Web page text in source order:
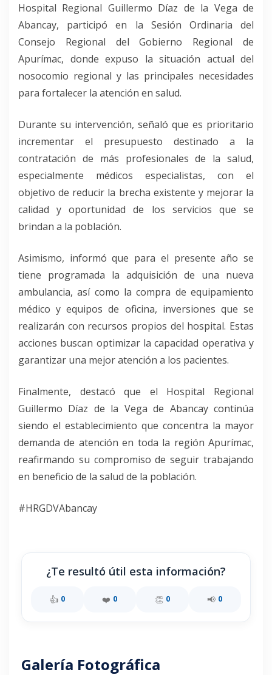
Hospital Regional Guillermo Díaz de la Vega de
Abancay, participó en la Sesión Ordinaria del
Consejo Regional del Gobierno Regional de
Apurímac, donde expuso la situación actual del
nosocomio regional y las principales necesidades
para fortalecer la atención en salud.
Durante su intervención, señaló que es prioritario
incrementar el presupuesto destinado a la
contratación de más profesionales de la salud,
especialmente médicos especialistas, con el
objetivo de reducir la brecha existente y mejorar la
calidad y oportunidad de los servicios que se
brindan a la población.
Asimismo, informó que para el presente año se
tiene programada la adquisición de una nueva
ambulancia, así como la compra de equipamiento
médico y equipos de oficina, inversiones que se
realizarán con recursos propios del hospital. Estas
acciones buscan optimizar la capacidad operativa y
garantizar una mejor atención a los pacientes.
Finalmente, destacó que el Hospital Regional
Guillermo Díaz de la Vega de Abancay continúa
siendo el establecimiento que concentra la mayor
demanda de atención en toda la región Apurímac,
reafirmando su compromiso de seguir trabajando
en beneficio de la salud de la población.
#HRGDVAbancay
¿Te resultó útil esta información?
👍 0 ❤️ 0 👏 0 📢 0
Galería Fotográfica